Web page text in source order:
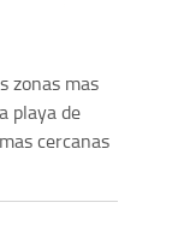
zonas mas
playa de
cercanas